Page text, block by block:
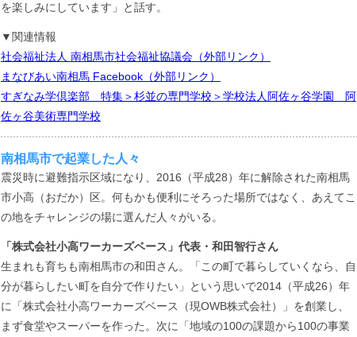
を楽しみにしています」と話す。
▼関連情報
社会福祉法人 南相馬市社会福祉協議会（外部リンク）
まなびあい南相馬 Facebook（外部リンク）
すぎなみ学倶楽部 特集＞杉並の専門学校＞学校法人阿佐ヶ谷学園 阿
佐ヶ谷美術専門学校
南相馬市で起業した人々
震災時に避難指示区域になり、2016（平成28）年に解除された南相馬
市小高（おだか）区。何もかも便利にそろった場所ではなく、あえてこ
の地をチャレンジの場に選んだ人々がいる。
「株式会社小高ワーカーズベース」代表・和田智行さん
生まれも育ちも南相馬市の和田さん。「この町で暮らしていくなら、自
分が暮らしたい町を自分で作りたい」という思いで2014（平成26）年
に「株式会社小高ワーカーズベース（現OWB株式会社）」を創業し、
まず食堂やスーパーを作った。次に「地域の100の課題から100の事業